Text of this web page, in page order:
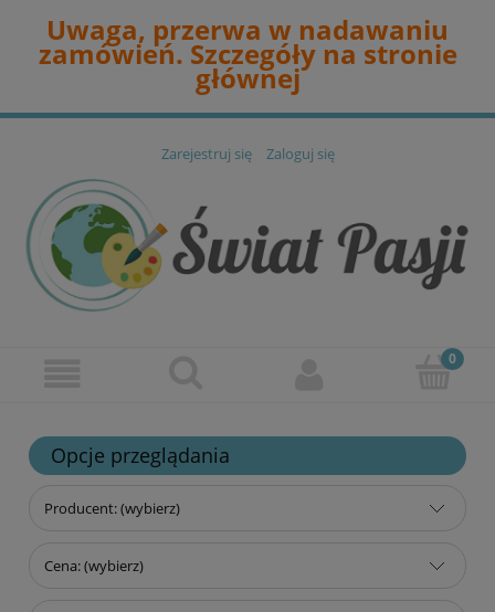
Uwaga, przerwa w nadawaniu
zamówień. Szczegóły na stronie
głównej
Zarejestruj się Zaloguj się
Opcje przeglądania
Producent: (wybierz)
Cena: (wybierz)